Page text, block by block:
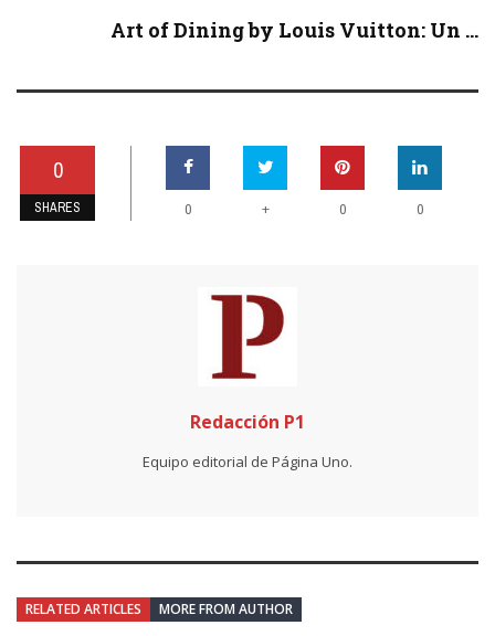
Art of Dining by Louis Vuitton: Un ...
0
SHARES 0 + 0 0
Redacción P1
Equipo editorial de Página Uno.
RELATED ARTICLES MORE FROM AUTHOR